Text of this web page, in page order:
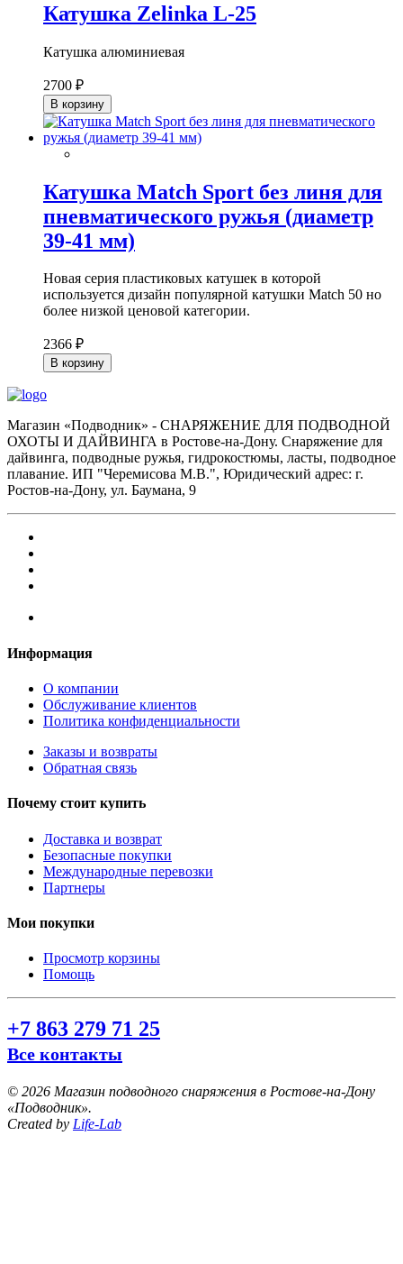
Катушка Zelinka L-25
Катушка алюминиевая
2700 ₽
В корзину
Катушка Match Sport без линя для
пневматического ружья (диаметр
39-41 мм)
Новая серия пластиковых катушек в которой
используется дизайн популярной катушки Match 50 но
более низкой ценовой категории.
2366 ₽
В корзину
Магазин «Подводник» - СНАРЯЖЕНИЕ ДЛЯ ПОДВОДНОЙ
ОХОТЫ И ДАЙВИНГА в Ростове-на-Дону. Снаряжение для
дайвинга, подводные ружья, гидрокостюмы, ласты, подводное
плавание. ИП "Черемисова М.В.", Юридический адрес: г.
Ростов-на-Дону, ул. Баумана, 9
Информация
О компании
Обслуживание клиентов
Политика конфиденциальности
Заказы и возвраты
Обратная связь
Почему стоит купить
Доставка и возврат
Безопасные покупки
Международные перевозки
Партнеры
Мои покупки
Просмотр корзины
Помощь
+7 863 279 71 25
Все контакты
© 2026 Магазин подводного снаряжения в Ростове-на-Дону
«Подводник».
Created by Life-Lab